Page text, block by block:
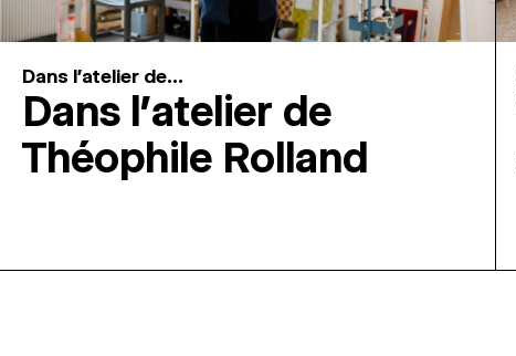
Dans l'atelier de...
Dans l’atelier de
Théophile Rolland